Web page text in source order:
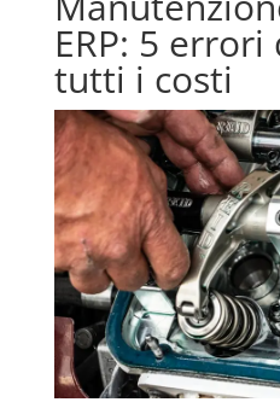
ERP: 5
tutti i costi